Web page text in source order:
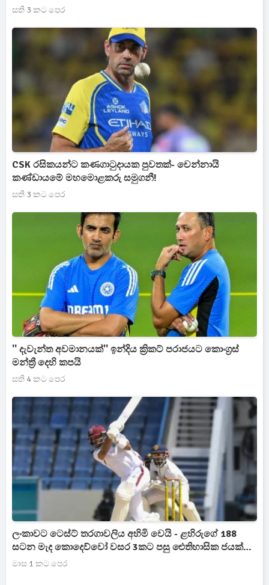
සති 3 කට පෙර
CSK රසිකයන්ට කණගාටුදායක පුවතක්- චෙන්නායි
කණ්ඩායමේ මහමොළකරු සමුගනී!
සති 3 කට පෙර
'' දැවැන්ත අවමානයක්'' ඉන්දිය ක්‍රිකට් පරාජයට කොංග්‍රස්
මන්ත්‍රී දෙහි කපයි
සති 4 කට පෙර
ලංකාවට ටෙස්ට් තරගාවලිය අහිමි වෙයි - ළහිරුගේ 188
සටන මැද කොදෙව්වෝ වසර 3කට පසු ඓතිහාසික ජයක්
ලබයි
මාස 1 කට පෙර